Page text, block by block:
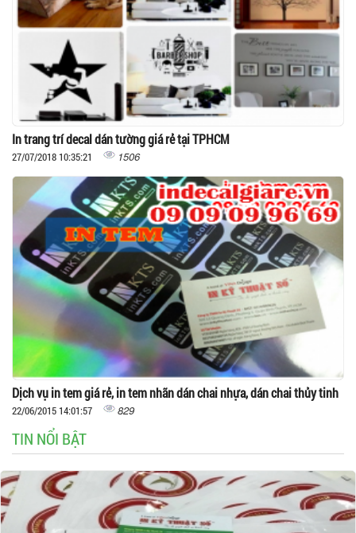
In trang trí decal dán tường giá rẻ tại TPHCM
27/07/2018 10:35:21 1506
Dịch vụ in tem giá rẻ, in tem nhãn dán chai nhựa, dán chai thủy tinh
22/06/2015 14:01:57 829
TIN NỔI BẬT